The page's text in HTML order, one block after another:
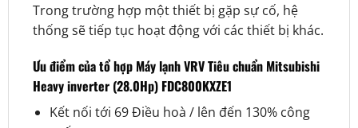
Trong trường hợp một thiết bị gặp sự cố, hệ
thống sẽ tiếp tục hoạt động với các thiết bị khác.
Ưu điểm của tổ hợp Máy lạnh VRV Tiêu chuẩn Mitsubishi
Heavy inverter (28.0Hp) FDC800KXZE1
Kết nối tới 69 Điều hoà / lên đến 130% công